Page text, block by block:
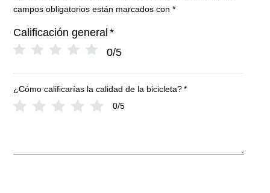
campos obligatorios están marcados con*
Calificación general *
0/5
¿Cómo calificarías la calidad de la bicicleta? *
0/5